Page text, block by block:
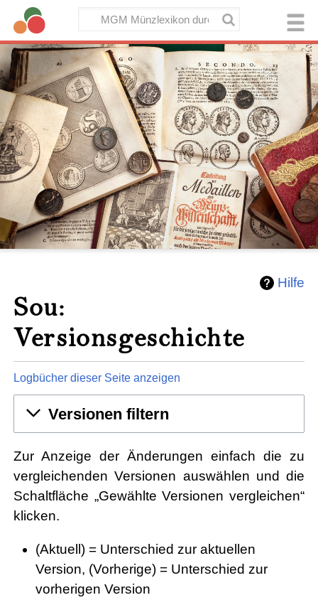
Hilfe
Sou:
Versionsgeschichte
Logbücher dieser Seite anzeigen
Versionen filtern
Zur Anzeige der Änderungen einfach die zu
vergleichenden Versionen auswählen und die
Schaltfläche „Gewählte Versionen vergleichen“
klicken.
(Aktuell) = Unterschied zur aktuellen
Version, (Vorherige) = Unterschied zur
vorherigen Version